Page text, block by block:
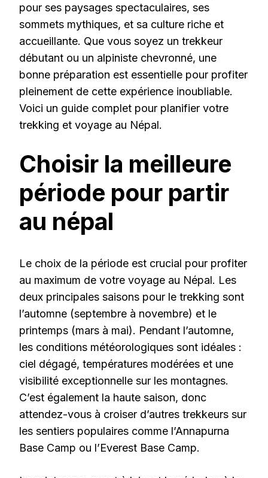
pour ses paysages spectaculaires, ses
sommets mythiques, et sa culture riche et
accueillante. Que vous soyez un trekkeur
débutant ou un alpiniste chevronné, une
bonne préparation est essentielle pour profiter
pleinement de cette expérience inoubliable.
Voici un guide complet pour planifier votre
trekking et voyage au Népal.
Choisir la meilleure
période pour partir
au népal
Le choix de la période est crucial pour profiter
au maximum de votre voyage au Népal. Les
deux principales saisons pour le trekking sont
l’automne (septembre à novembre) et le
printemps (mars à mai). Pendant l’automne,
les conditions météorologiques sont idéales :
ciel dégagé, températures modérées et une
visibilité exceptionnelle sur les montagnes.
C’est également la haute saison, donc
attendez-vous à croiser d’autres trekkeurs sur
les sentiers populaires comme l’Annapurna
Base Camp ou l’Everest Base Camp.